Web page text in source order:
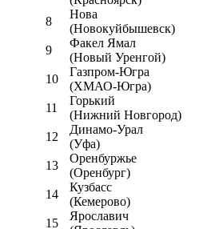
8
Нова
(Новокуйбышевск)
9
Факел Ямал
(Новый Уренгой)
10
Газпром-Югра
(ХМАО-Югра)
11
Горький
(Нижний Новгород)
12
Динамо-Урал
(Уфа)
13
Оренбуржье
(Оренбург)
14
Кузбасс
(Кемерово)
15
Ярославич